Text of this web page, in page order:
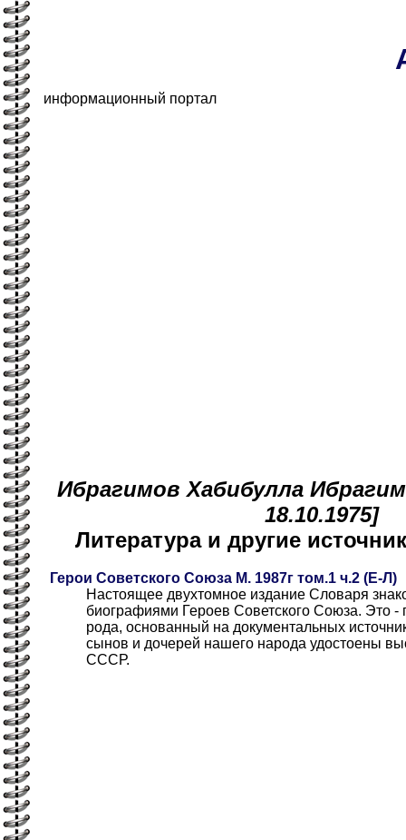
информационный портал
Ибрагимов Хабибулла
18.10.1975]
Литература и другие
Герои Советского Союза М. 1987г том.1 ч.2 (Е-Л)
Настоящее двухтомное издание Словаря
биографиями Героев Советского Союза. Это -
рода, основанный на документальных
сынов и дочерей нашего народа удостоены
СССР.